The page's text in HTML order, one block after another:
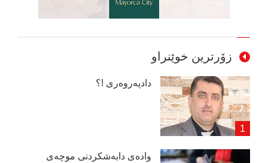
زۆرترین خوێنراو
دادپەروەری !؟
وادەی دابەشكردنی موچەی